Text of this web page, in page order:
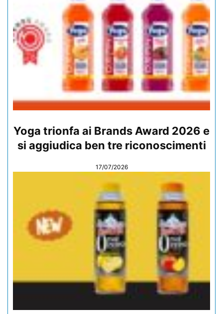
Yoga trionfa ai Brands Award 2026 e
si aggiudica ben tre riconoscimenti
17/07/2026